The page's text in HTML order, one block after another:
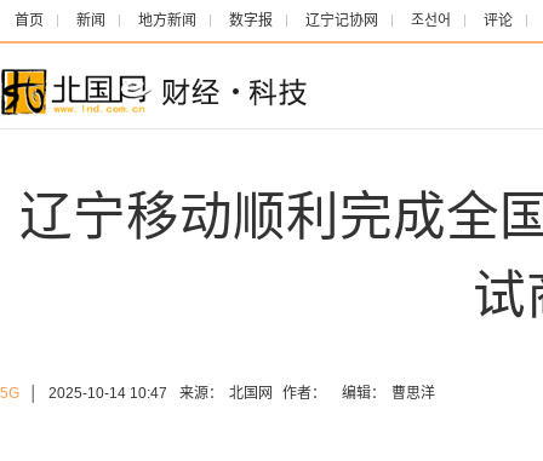
首页 新闻 地方新闻 数字报 辽宁记协网 조선어 评论
辽宁移动顺利完成全
试
5G 2025-10-14 10:47 来源： 北国网 作者： 编辑： 曹思洋